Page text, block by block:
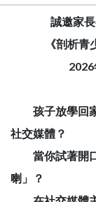
誠邀家
《剖析
孩子放學回家
社交媒體？
當你試著開口
喇」？